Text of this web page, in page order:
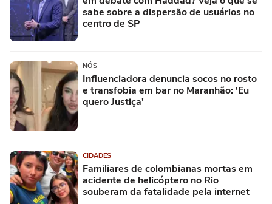
sabe sobre a dispersão de usuários no
centro de SP
NÓS
Influenciadora denuncia socos no rosto
e transfobia em bar no Maranhão: 'Eu
quero Justiça'
CIDADES
Familiares de colombianas mortas em
acidente de helicóptero no Rio
souberam da fatalidade pela internet